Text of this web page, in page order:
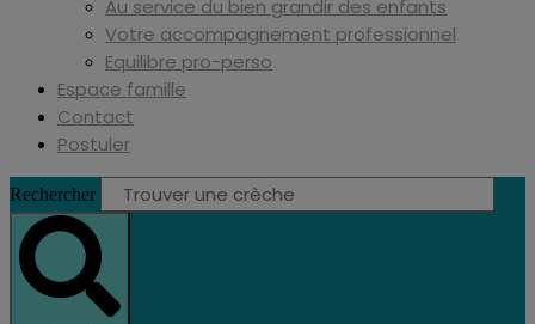
Au service du bien grandir des enfants
Votre accompagnement professionnel
Equilibre pro-perso
Espace famille
Contact
Postuler
Rechercher